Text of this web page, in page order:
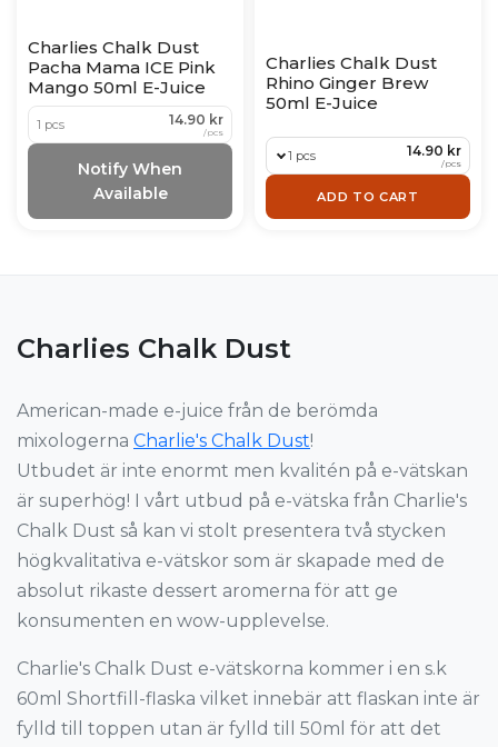
Charlies Chalk Dust
Pacha Mama ICE Pink
Mango 50ml E-Juice
1 pcs 14.90 kr
/pcs
Notify When
Available
Charlies Chalk Dust
Rhino Ginger Brew
50ml E-Juice
1 pcs 14.90 kr
/pcs
ADD TO CART
Charlies Chalk Dust
American-made e-juice från de berömda
mixologerna Charlie's Chalk Dust!
Utbudet är inte enormt men kvalitén på e-vätskan
är superhög! I vårt utbud på e-vätska från Charlie's
Chalk Dust så kan vi stolt presentera två stycken
högkvalitativa e-vätskor som är skapade med de
absolut rikaste dessert aromerna för att ge
konsumenten en wow-upplevelse.
Charlie's Chalk Dust e-vätskorna kommer i en s.k
60ml Shortfill-flaska vilket innebär att flaskan inte är
fylld till toppen utan är fylld till 50ml för att det